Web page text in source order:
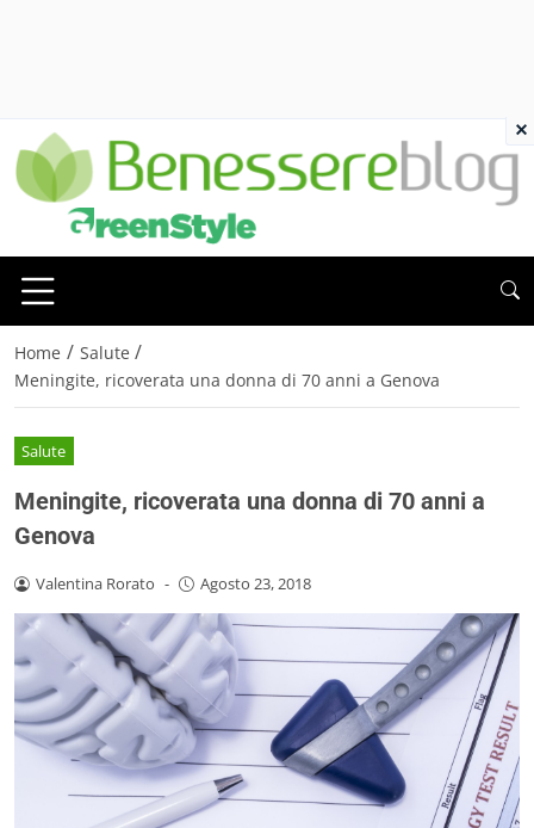
Home / Salute /
Meningite, ricoverata una donna di 70 anni a Genova
Salute
Meningite, ricoverata una donna di 70 anni a
Genova
Valentina Rorato - Agosto 23, 2018
×